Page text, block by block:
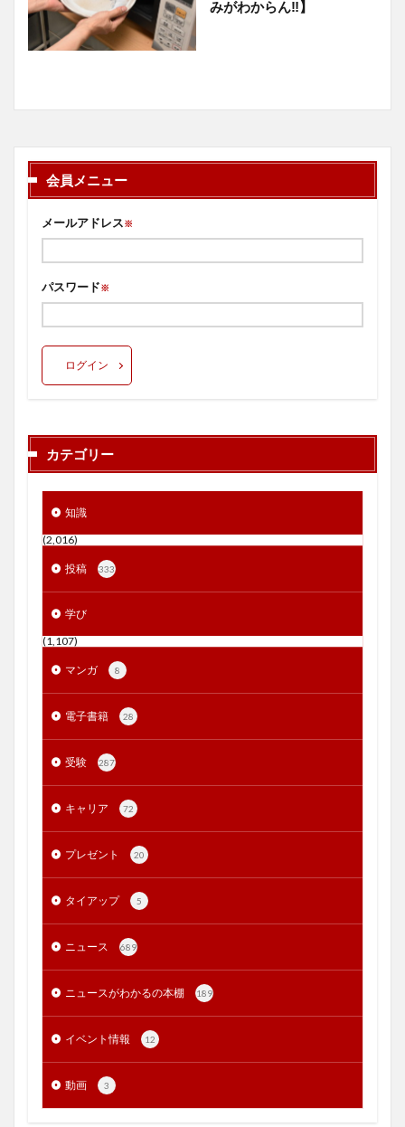
みがわからん‼】
会員メニュー
メールアドレス※
パスワード※
ログイン
カテゴリー
知識
(2,016)
投稿 333
学び
(1,107)
マンガ 8
電子書籍 28
受験 287
キャリア 72
プレゼント 20
タイアップ 5
ニュース 689
ニュースがわかるの本棚 189
イベント情報 12
動画 3